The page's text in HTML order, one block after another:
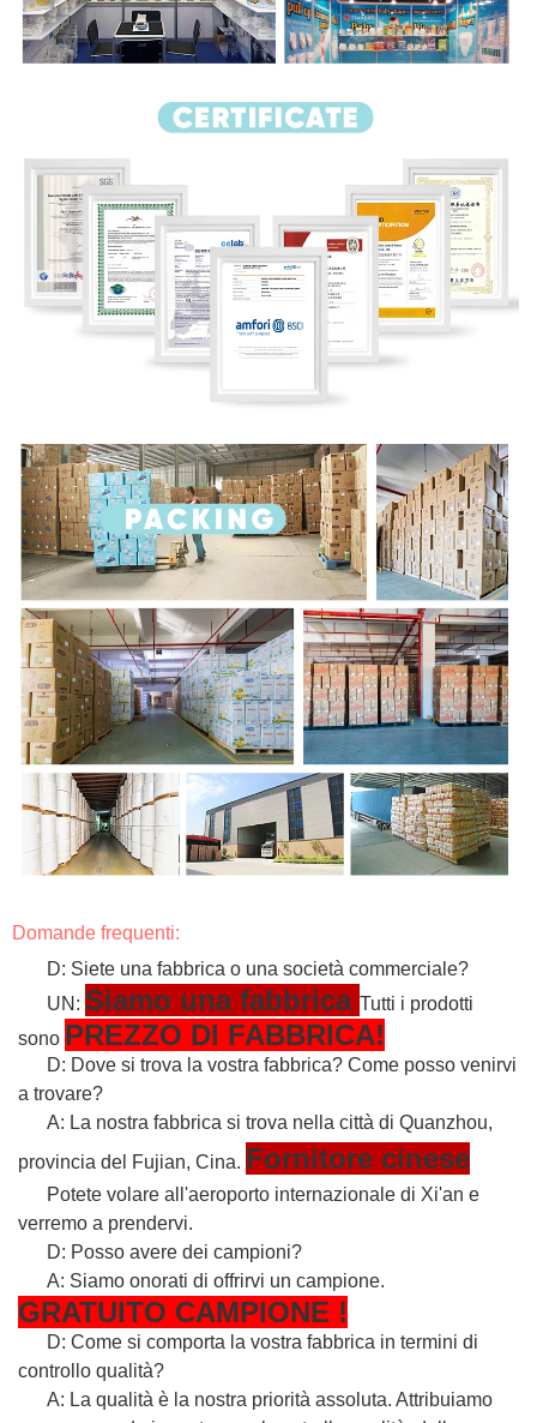
Domande frequenti:
D: Siete una fabbrica o una società commerciale?
UN: Siamo una fabbrica Tutti i prodotti
sono PREZZO DI FABBRICA!
D: Dove si trova la vostra fabbrica? Come posso venirvi
a trovare?
A: La nostra fabbrica si trova nella città di Quanzhou,
provincia del Fujian, Cina. Fornitore cinese
Potete volare all'aeroporto internazionale di Xi'an e
verremo a prendervi.
D: Posso avere dei campioni?
A: Siamo onorati di offrirvi un campione.
GRATUITO CAMPIONE !
D: Come si comporta la vostra fabbrica in termini di
controllo qualità?
A: La qualità è la nostra priorità assoluta. Attribuiamo